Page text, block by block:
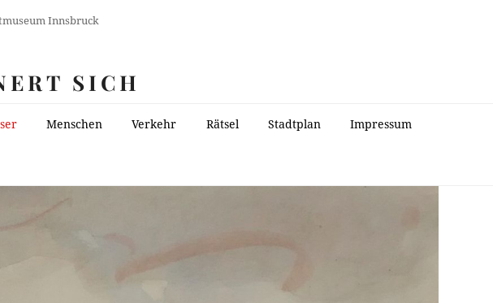
Innsbruck
SICH
Menschen Verkehr Rätsel Stadtplan Impressum